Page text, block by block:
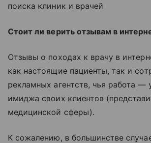
поиска клиник и врачей
Стоит ли верить отзывам в
Отзывы о походах к врачу в
как настоящие пациенты, так и
рекламных агентств, чья работа —
имиджа своих клиентов
медицинской сферы).
К сожалению, в большинстве